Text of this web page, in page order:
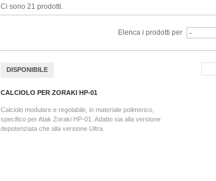
Ci sono 21 prodotti.
Elenca i prodotti per
DISPONIBILE
CALCIOLO PER ZORAKI HP-01
Calciolo modulare e regolabile, in materiale polimerico,
specifico per Atak Zoraki HP-01. Adatto sia alla versione
depotenziata che alla versione Ultra.